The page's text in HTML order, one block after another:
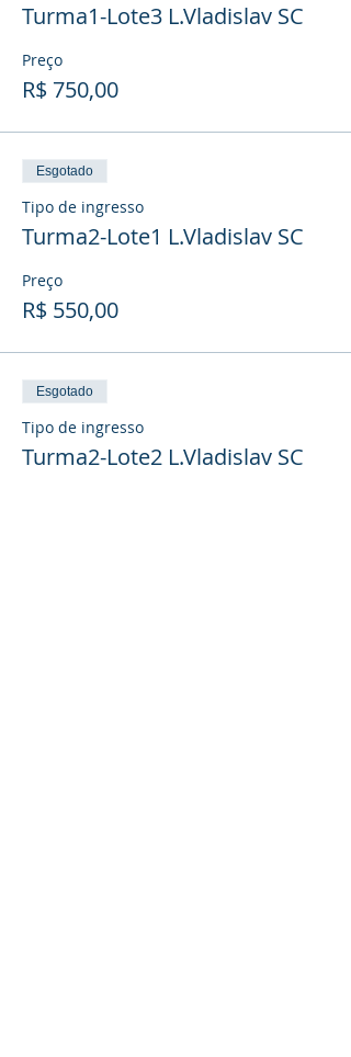
Turma1-Lote3 L.Vladislav SC
Preço
R$ 750,00
Esgotado
Tipo de ingresso
Turma2-Lote1 L.Vladislav SC
Preço
R$ 550,00
Esgotado
Tipo de ingresso
Turma2-Lote2 L.Vladislav SC